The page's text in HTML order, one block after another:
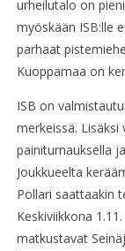
urheilutalo on
myöskään ISB:lle
parhaat
Kuoppamaa on
ISB on
merkeissä.
painiturnauksella
Joukkueelta
Pollari saattaakin
Keskiviikkona
matkustavat